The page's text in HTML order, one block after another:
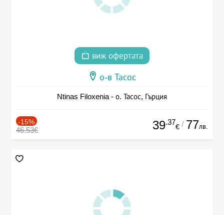
виж офертата
о-в Тасос
Ntinas Filoxenia - о. Тасос, Гърция
-15%
46.53€ 39.37
€ / 77лв.